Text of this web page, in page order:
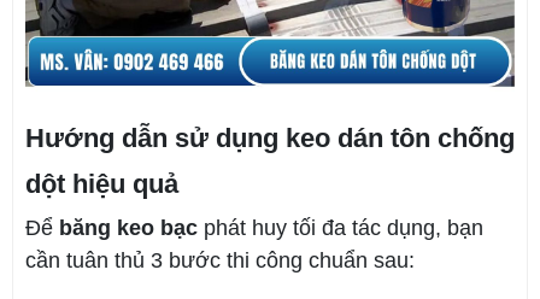
Hướng dẫn sử dụng keo dán tôn chống
dột hiệu quả
Để băng keo bạc phát huy tối đa tác dụng, bạn
cần tuân thủ 3 bước thi công chuẩn sau: